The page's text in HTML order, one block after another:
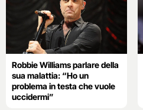
Robbie Williams parlare della
sua malattia: “Ho un
problema in testa che vuole
uccidermi”